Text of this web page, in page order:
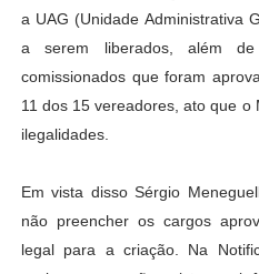
a UAG (Unidade Administrativa
a serem liberados, além
comissionados que foram
11 dos 15 vereadores, ato que
ilegalidades.
Em vista disso Sérgio
não preencher os cargos
legal para a criação. Na